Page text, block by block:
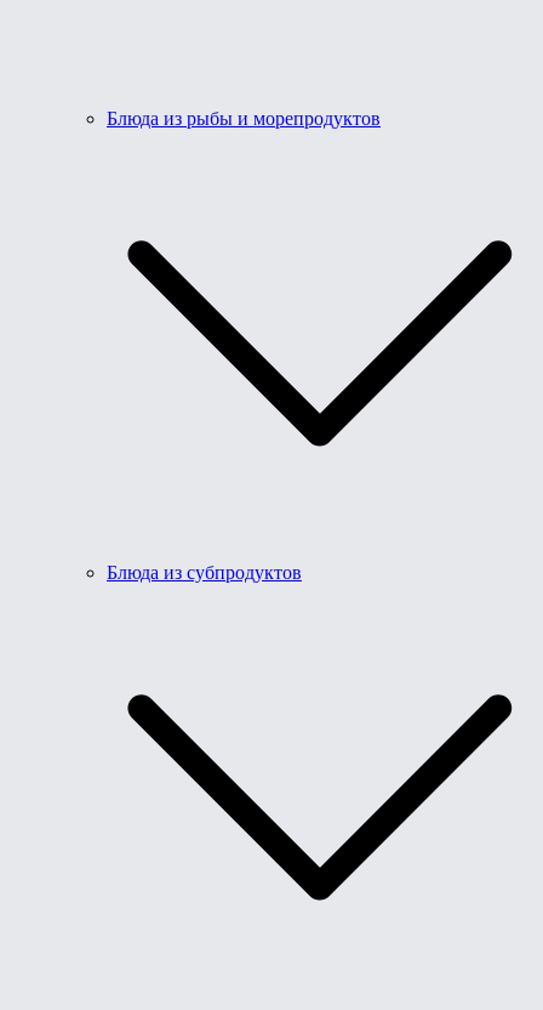
Блюда из рыбы и морепродуктов
Блюда из субпродуктов